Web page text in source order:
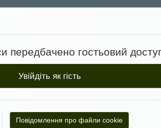
передбачено гостьовий
Увійдіть як гість
Повідомлення про файли cookie